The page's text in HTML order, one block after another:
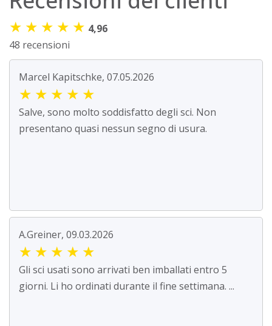
★ ★ ★ ★ ★ 4,96
48 recensioni
Marcel Kapitschke, 07.05.2026
★ ★ ★ ★ ★
Salve, sono molto soddisfatto degli sci. Non
presentano quasi nessun segno di usura.
A.Greiner, 09.03.2026
★ ★ ★ ★ ★
Gli sci usati sono arrivati ben imballati entro 5
giorni. Li ho ordinati durante il fine settimana. ...